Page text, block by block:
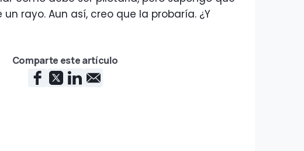
rayo. Aun así, creo que la probaría. ¿Y
Comparte este artículo